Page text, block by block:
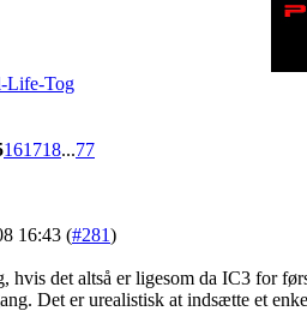
Life-Tog
161718...77
16:43 (#281)
hvis det altså er ligesom da IC3 for
Det er urealistisk at indsætte et